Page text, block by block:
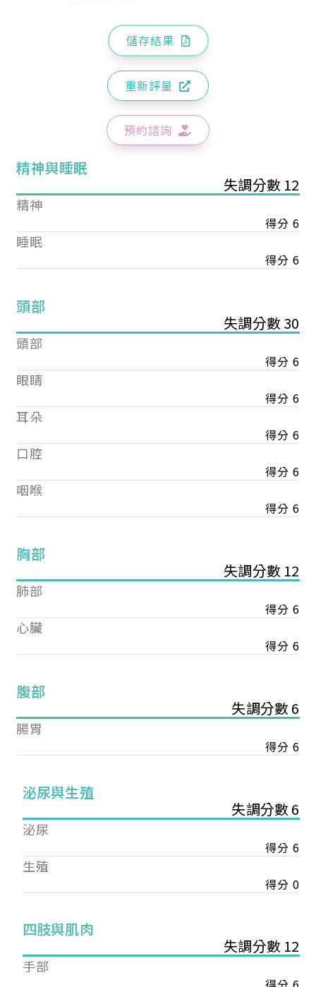
儲存結果
重新評量
預約諮詢
精神與睡眠
失調分數 12
精神
得分 6
睡眠
得分 6
頭部
失調分數 30
頭部
得分 6
眼睛
得分 6
耳朵
得分 6
口腔
得分 6
咽喉
得分 6
胸部
失調分數 12
肺部
得分 6
心臟
得分 6
腹部
失調分數 6
腸胃
得分 6
泌尿與生殖
失調分數 6
泌尿
得分 6
生殖
得分 0
四肢與肌肉
失調分數 12
手部
您已成功送出會員申請
您好，您的會員申請，已成功送出，經本協會理事
會審核通過後即通知您進行繳費，繳費資訊如下